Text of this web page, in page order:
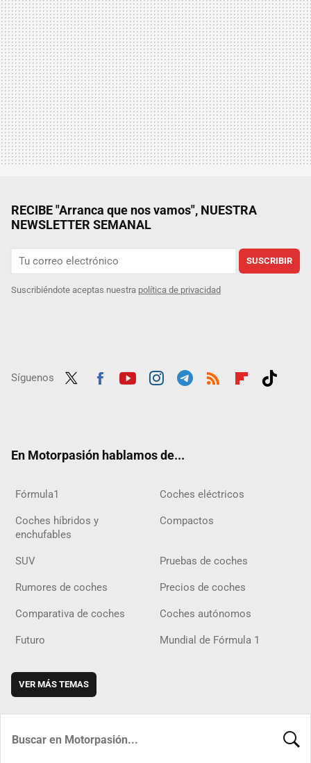
RECIBE "Arranca que nos vamos", NUESTRA
NEWSLETTER SEMANAL
SUSCRIBIR
Suscribiéndote aceptas nuestra política de privacidad
Síguenos
En Motorpasión hablamos de...
Fórmula1 Coches eléctricos
Coches híbridos y
enchufables
Compactos
SUV Pruebas de coches
Rumores de coches Precios de coches
Comparativa de coches Coches autónomos
Futuro Mundial de Fórmula 1
VER MÁS TEMAS